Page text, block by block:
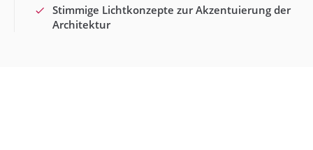
Stimmige Lichtkonzepte zur Akzentuierung der
Architektur